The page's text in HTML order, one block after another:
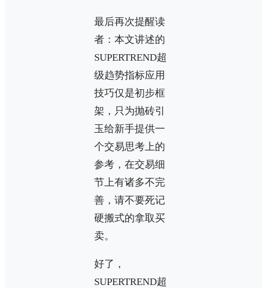
最后再次提醒读
者：本文讲述的
SUPERTREND超
级趋势指标应用
技巧仅是初步框
架，只为抛砖引
玉给新手提供一
个交易思考上的
参考，在交易细
节上有诸多不完
善，请不要死记
硬搬式的拿取买
卖。
好了，
SUPERTREND超